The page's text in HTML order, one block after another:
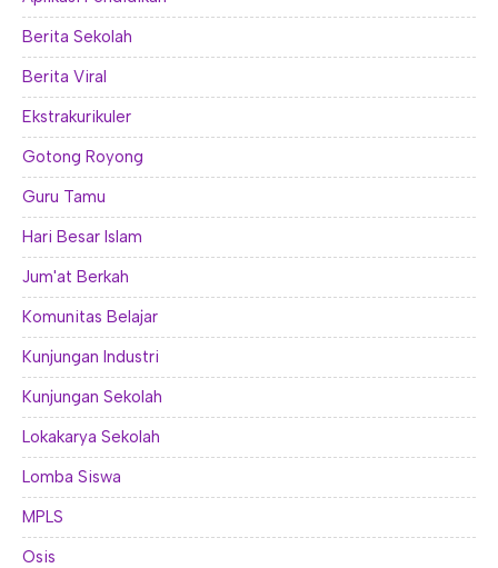
Tupoksi Wakil Bidang Sarana Prasarana
Tupoksi Guru Piket
Tupoksi Kepala Tata Usaha
Tupoksi Koordinator Bendahara
Tupoksi Bendahara Komite
Tupoksi Perpustakaan
Tupoksi Security
E-ALUMNI
Berita Sekolah
Berita Viral
Ekstrakurikuler
Gotong Royong
Guru Tamu
Hari Besar Islam
Jum'at Berkah
Komunitas Belajar
Kunjungan Industri
Kunjungan Sekolah
Lokakarya Sekolah
Lomba Siswa
MPLS
Osis